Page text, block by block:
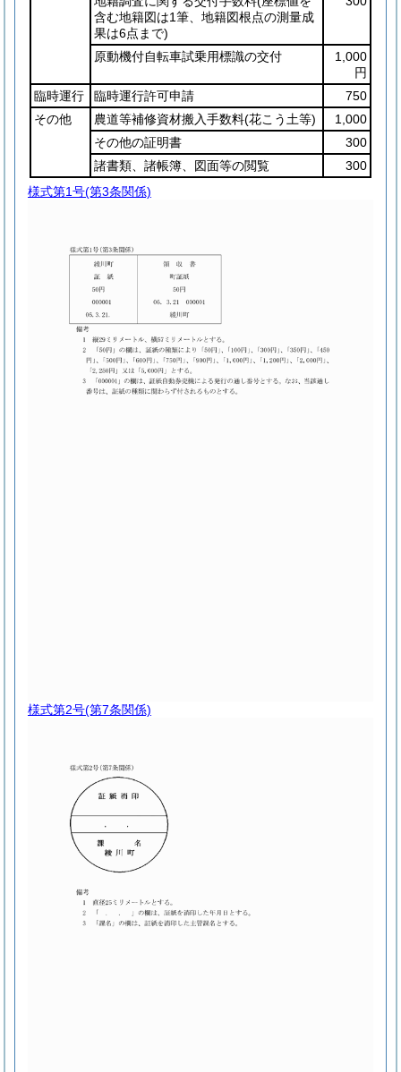
含む地籍図は1筆、地籍図根点の測量成
果は6点まで)
原動機付自転車試乗用標識の交付
1,000
円
臨時運行
臨時運行許可申請
750
その他
農道等補修資材搬入手数料(花こう土等)
1,000
その他の証明書
300
諸書類、諸帳簿、図面等の閲覧
300
様式第1号(第3条関係)
様式第2号(第7条関係)